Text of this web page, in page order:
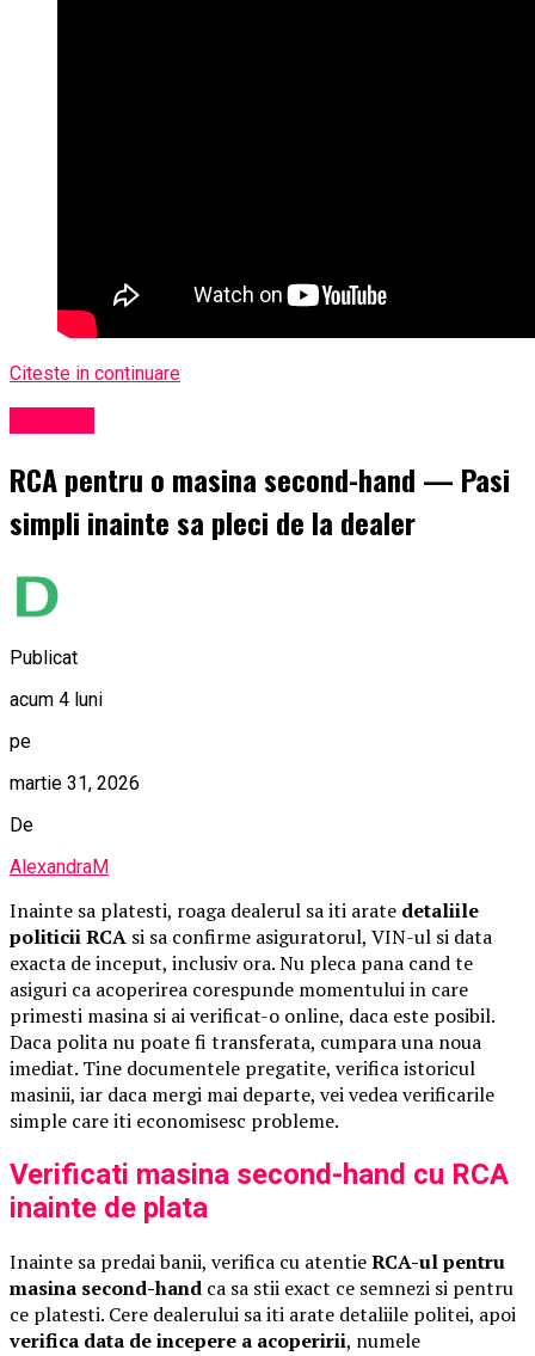
Citeste in continuare
RCA pentru o masina second-hand — Pasi
simpli inainte sa pleci de la dealer
Publicat
acum 4 luni
pe
martie 31, 2026
De
AlexandraM
Inainte sa platesti, roaga dealerul sa iti arate detaliile
politicii RCA si sa confirme asiguratorul, VIN-ul si data
exacta de inceput, inclusiv ora. Nu pleca pana cand te
asiguri ca acoperirea corespunde momentului in care
primesti masina si ai verificat-o online, daca este posibil.
Daca polita nu poate fi transferata, cumpara una noua
imediat. Tine documentele pregatite, verifica istoricul
masinii, iar daca mergi mai departe, vei vedea verificarile
simple care iti economisesc probleme.
Verificati masina second-hand cu RCA
inainte de plata
Inainte sa predai banii, verifica cu atentieRCA-ul pentru
masina second-hand ca sa stii exact ce semnezi si pentru
ce platesti. Cere dealerului sa iti arate detaliile politei, apoi
verifica data de incepere a acoperirii, numele